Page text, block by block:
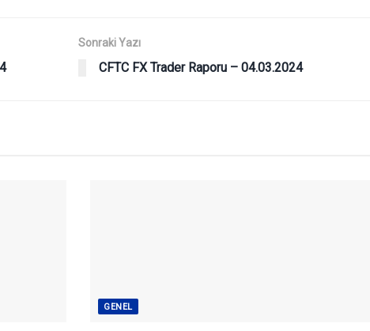
Sonraki Yazı
CFTC FX Trader Raporu – 04.03.2024
GENEL